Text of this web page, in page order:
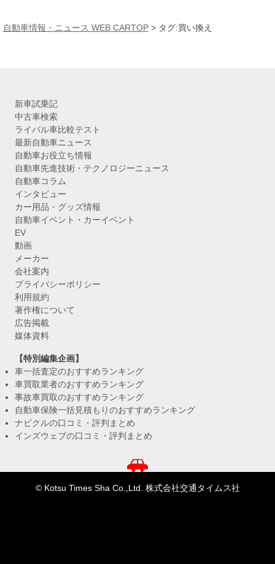
カ
自動車情報・ニュース WEB CARTOP > タグ:買い換え
新車試乗記
中古車検索
ライバル車比較テスト
最新自動車ニュース
自動車お役立ち情報
自動車先進技術・テクノロジーニュース
自動車コラム
インタビュー
カー用品・グッズ情報
自動車イベント・カーイベント
EV
動画
メーカー
会社案内
プライバシーポリシー
利用規約
著作権について
広告掲載
媒体資料
【特別編集企画】
車一括査定のおすすめランキング
車買取業者のおすすめランキング
事故車買取のおすすめランキング
自動車保険一括見積もりのおすすめランキング
ナビクルの口コミ・評判まとめ
インズウェブの口コミ・評判まとめ
© Kotsu Times Sha Co.,Ltd. 株式会社交通タイムス社